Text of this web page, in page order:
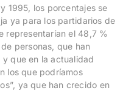
1995, los porcentajes se
ya para los partidarios de
representarían el 48,7 %
personas, que han
que en la actualidad
los que podríamos
ya que han crecido en